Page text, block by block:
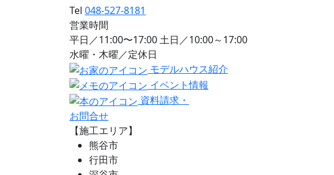
Tel 048-527-8181
営業時間
平日／11:00〜17:00 土日／10:00～17:00
水曜・木曜／定休日
モデルハウス紹介
イベント情報
資料請求・
お問合せ
【施工エリア】
熊谷市
行田市